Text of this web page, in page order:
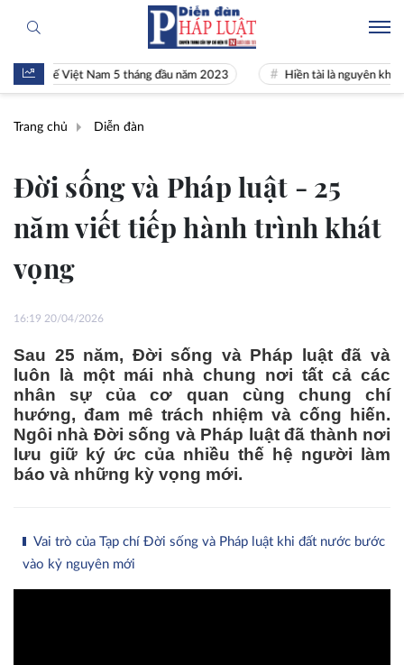
tế Việt Nam 5 tháng đầu năm 2023 Hiền tài là nguyên khí Quốc
Trang chủ Diễn đàn
Đời sống và Pháp luật - 25
năm viết tiếp hành trình khát
vọng
16:19 20/04/2026
Sau 25 năm, Đời sống và Pháp luật đã và
luôn là một mái nhà chung nơi tất cả các
nhân sự của cơ quan cùng chung chí
hướng, đam mê trách nhiệm và cống hiến.
Ngôi nhà Đời sống và Pháp luật đã thành nơi
lưu giữ ký ức của nhiều thế hệ người làm
báo và những kỳ vọng mới.
Vai trò của Tạp chí Đời sống và Pháp luật khi đất nước bước
vào kỷ nguyên mới